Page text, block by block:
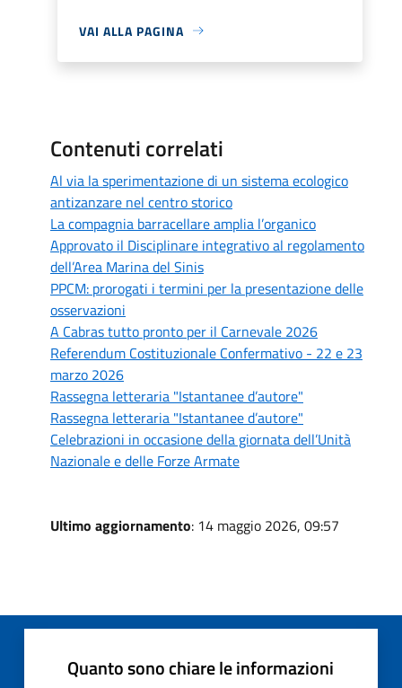
VAI ALLA PAGINA
Contenuti correlati
Al via la sperimentazione di un sistema ecologico
antizanzare nel centro storico
La compagnia barracellare amplia l’organico
Approvato il Disciplinare integrativo al regolamento
dell’Area Marina del Sinis
PPCM: prorogati i termini per la presentazione delle
osservazioni
A Cabras tutto pronto per il Carnevale 2026
Referendum Costituzionale Confermativo - 22 e 23
marzo 2026
Rassegna letteraria "Istantanee d’autore"
Rassegna letteraria "Istantanee d’autore"
Celebrazioni in occasione della giornata dell’Unità
Nazionale e delle Forze Armate
Ultimo aggiornamento: 14 maggio 2026, 09:57
Quanto sono chiare le informazioni